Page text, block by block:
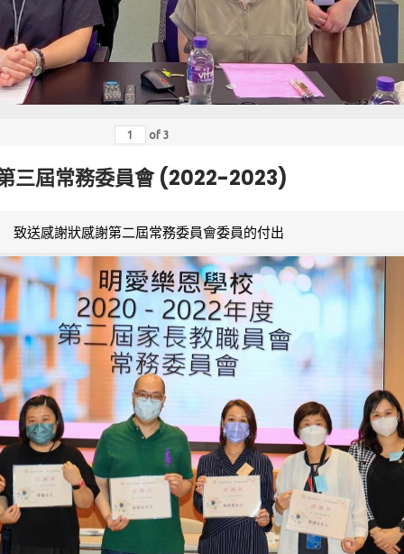
of 3
三屆常務委員會 (2022-2023)
致送感謝狀感謝第二屆常務委員會委員的付出